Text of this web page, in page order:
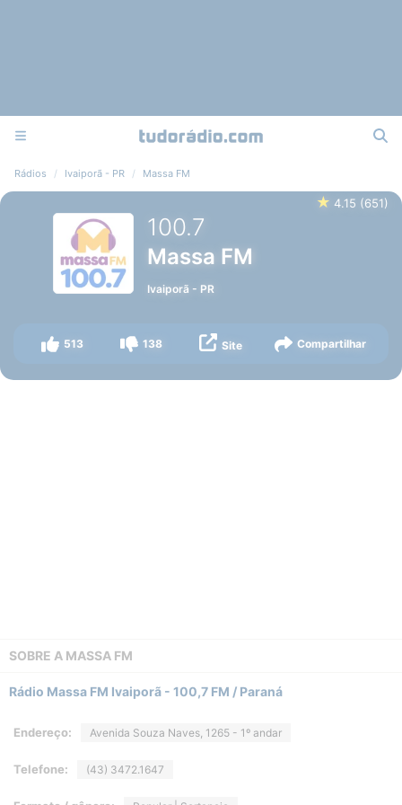
Rádios Ivaiporã - PR Massa FM
★ 4.15 (651)
100.7
Massa FM
Ivaiporã - PR
513 138 Site Compartilhar
SOBRE A MASSA FM
Rádio Massa FM Ivaiporã - 100,7 FM / Paraná
Endereço: Avenida Souza Naves, 1265 - 1º andar
Telefone: (43) 3472.1647